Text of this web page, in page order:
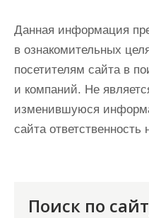
Данная информация
в ознакомительных
посетителям сайта в
и компаний. Не
изменившуюся
сайта ответственность
Поиск по